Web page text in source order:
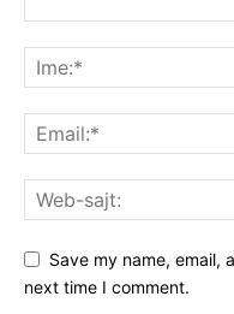
Save my name, email,
next time I comment.